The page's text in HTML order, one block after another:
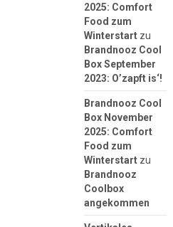
2025: Comfort
Food zum
Winterstartzu
Brandnooz Cool
Box September
2023: O’zapft is‘!
Brandnooz Cool
Box November
2025: Comfort
Food zum
Winterstartzu
Brandnooz
Coolbox
angekommen